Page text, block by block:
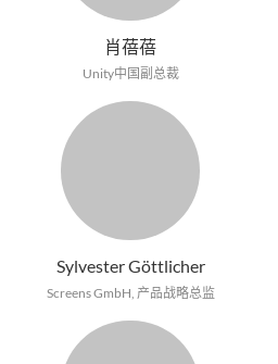
肖蓓蓓
Unity中国副总裁
Sylvester Göttlicher
Screens GmbH, 产品战略总监